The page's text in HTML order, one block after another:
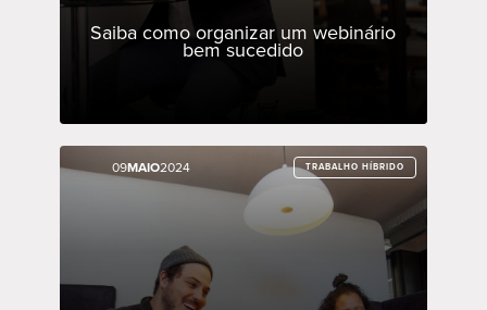
Saiba como organizar um webinário
bem sucedido
09MAIO2024 TRABALHO HÍBRIDO
09MAIO2024 TRABALHO HÍBRIDO